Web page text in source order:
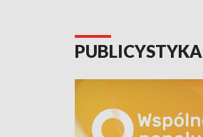
PUBLICYSTYKA